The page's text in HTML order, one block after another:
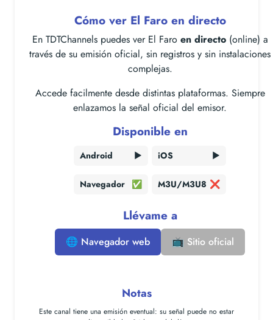
Cómo ver El Faro en directo
En TDTChannels puedes ver El Faro en directo(online) a
través de su emisión oficial, sin registros y sin instalaciones
complejas.
Accede facilmente desde distintas plataformas. Siempre
enlazamos la señal oficial del emisor.
Disponible en
Android ▶️ iOS ▶️
Navegador ✅ M3U/M3U8 ❌
Llévame a
🌐 Navegador web 📺 Sitio oficial
Notas
Este canal tiene una emisión eventual: su señal puede no estar